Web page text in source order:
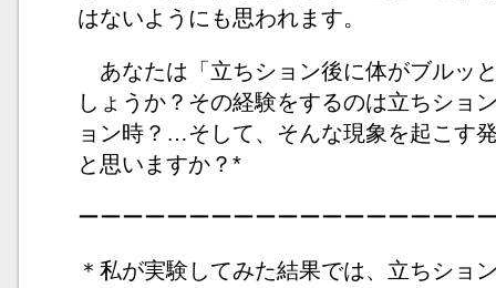
はないようにも思われます。
あなたは「立ちション後に体がブルッ
しょうか？その経験をするのは立ちショ
ョン時？…そして、そんな現象を起こす
と思いますか？*
ーーーーーーーーーーーーーーーーーー
＊私が実験してみた結果では、立ちショ